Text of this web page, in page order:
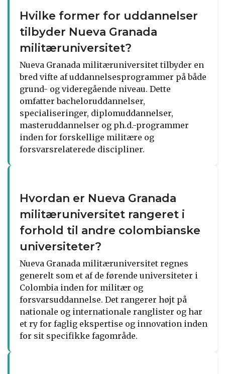
Hvilke former for uddannelser
tilbyder Nueva Granada
militæruniversitet?
Nueva Granada militæruniversitet tilbyder en
bred vifte af uddannelsesprogrammer på både
grund- og videregående niveau. Dette
omfatter bacheloruddannelser,
specialiseringer, diplomuddannelser,
masteruddannelser og ph.d.-programmer
inden for forskellige militære og
forsvarsrelaterede discipliner.
Hvordan er Nueva Granada
militæruniversitet rangeret i
forhold til andre colombianske
universiteter?
Nueva Granada militæruniversitet regnes
generelt som et af de førende universiteter i
Colombia inden for militær og
forsvarsuddannelse. Det rangerer højt på
nationale og internationale ranglister og har
et ry for faglig ekspertise og innovation inden
for sit specifikke fagområde.